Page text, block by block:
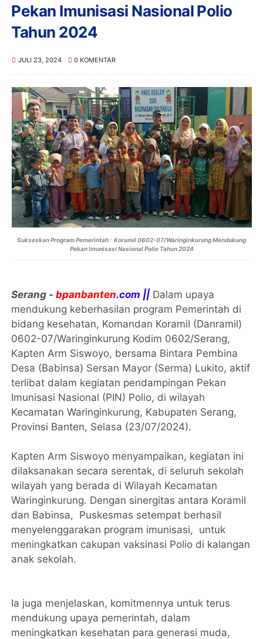
Pekan Imunisasi Nasional Polio
Tahun 2024
JULI 23, 2024 0 KOMENTAR
Sukseskan Program Pemerintah : Koramil 0602-07/Waringinkurung Mendukung
Pekan Imunisasi Nasional Polio Tahun 2024
Serang -bpanbanten.com || Dalam upaya
mendukung keberhasilan program Pemerintah di
bidang kesehatan, Komandan Koramil (Danramil)
0602-07/Waringinkurung Kodim 0602/Serang,
Kapten Arm Siswoyo, bersama Bintara Pembina
Desa (Babinsa) Sersan Mayor (Serma) Lukito, aktif
terlibat dalam kegiatan pendampingan Pekan
Imunisasi Nasional (PIN) Polio, di wilayah
Kecamatan Waringinkurung, Kabupaten Serang,
Provinsi Banten, Selasa (23/07/2024).
Kapten Arm Siswoyo menyampaikan, kegiatan ini
dilaksanakan secara serentak, di seluruh sekolah
wilayah yang berada di Wilayah Kecamatan
Waringinkurung. Dengan sinergitas antara Koramil
dan Babinsa, Puskesmas setempat berhasil
menyelenggarakan program imunisasi, untuk
meningkatkan cakupan vaksinasi Polio di kalangan
anak sekolah.
Ia juga menjelaskan, komitmennya untuk terus
mendukung upaya pemerintah, dalam
meningkatkan kesehatan para generasi muda,